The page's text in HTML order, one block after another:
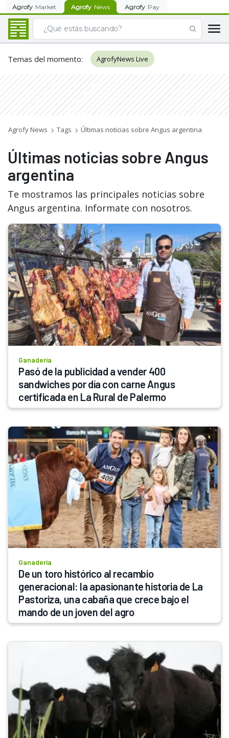
Agrofy Market Agrofy News Agrofy Pay
Temas del momento: AgrofyNews Live
Agrofy News Tags Últimas noticias sobre Angus argentina
Últimas noticias sobre Angus
argentina
Te mostramos las principales noticias sobre
Angus argentina. Informate con nosotros.
Ganadería
Pasó de la publicidad a vender 400
sandwiches por día con carne Angus
certificada en La Rural de Palermo
Ganadería
De un toro histórico al recambio
generacional: la apasionante historia de La
Pastoriza, una cabaña que crece bajo el
mando de un joven del agro